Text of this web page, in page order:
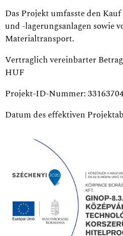
Das Projekt umfasste den
und -lagerungsanlagen sowie
Materialtransport.
Vertraglich vereinbarter
HUF
Projekt-ID-Nummer:
Datum des effektiven